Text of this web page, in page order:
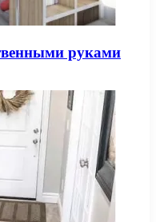
руками